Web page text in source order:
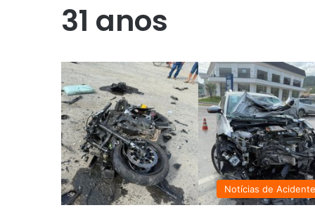
31 anos
Notícias de